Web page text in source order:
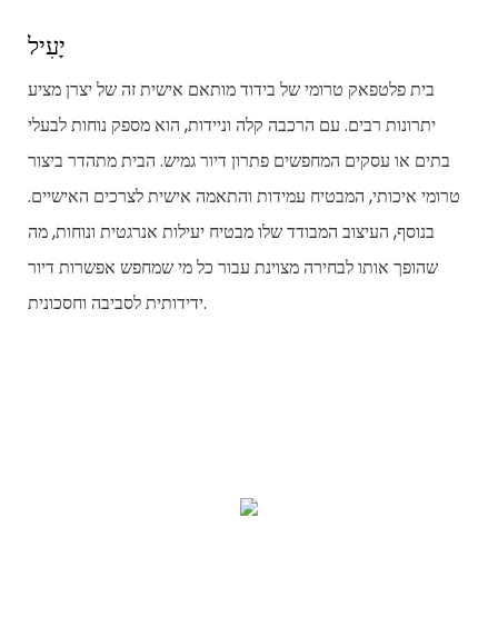
יָעִיל
בית פלטפאק טרומי של בידוד מותאם אישית זה של יצרן מציע
יתרונות רבים. עם הרכבה קלה וניידות, הוא מספק נוחות לבעלי
בתים או עסקים המחפשים פתרון דיור גמיש. הבית מתהדר ביצור
טרומי איכותי, המבטיח עמידות והתאמה אישית לצרכים האישיים.
בנוסף, העיצוב המבודד שלו מבטיח יעילות אנרגטית ונוחות, מה
שהופך אותו לבחירה מצוינת עבור כל מי שמחפש אפשרות דיור
ידידותית לסביבה וחסכונית.